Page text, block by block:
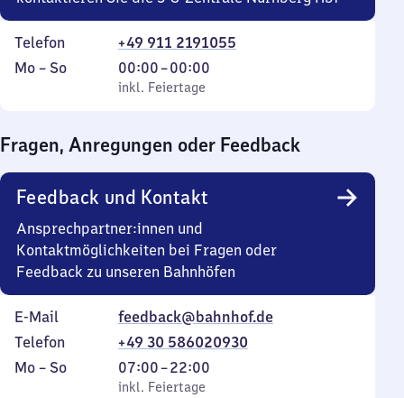
Telefon
+49 911 2191055
Montag
Mo – So,
inkl. Feiertage
00:00–00:00
Von
0
0
Uhr
inkl. Feiertage
Fragen, Anregungen oder Feedback
Feedback und Kontakt
Ansprechpartner:innen und
Kontaktmöglichkeiten bei Fragen oder
Feedback zu unseren Bahnhöfen
E-Mail
feedback@bahnhof.de
Telefon
+49 30 586020930
Montag
Mo – So,
inkl. Feiertage
07:00–22:00
Von
7
inkl. Feiertage